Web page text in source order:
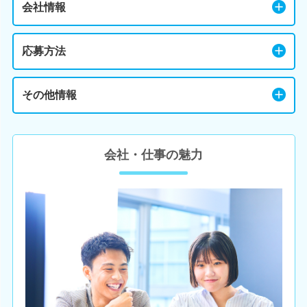
会社情報
応募方法
その他情報
会社・仕事の魅力